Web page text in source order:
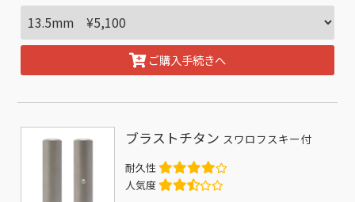
ご購入手続きへ
ブラストチタン スワロフスキー付
耐久性
人気度